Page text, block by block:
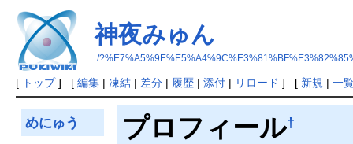
神夜みゅん
./
[ トップ] [ 編集| 凍結| 差分| 履歴| 添付| リロード ] [ 新規 | 一
めにゅう プロフィール†